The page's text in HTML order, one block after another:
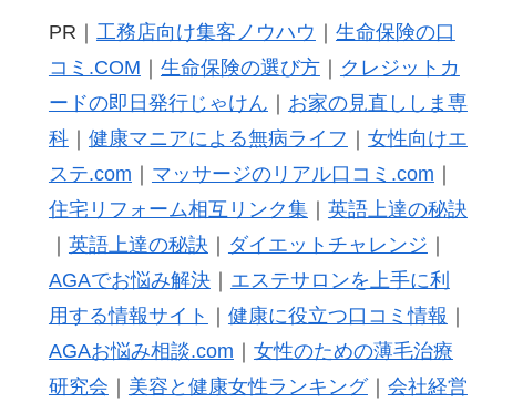
PR｜ 工務店向け集客ノウハウ
生命保険の口
コミ.COM
生命保険の選び方｜
クレジットカ
ードの即日発行じゃけん
お家の見直ししま専
科｜ 健康マニアによる無病ライフ
女性向けエ
ステ.com
マッサージのリアル口コミ.com
住宅リフォーム相互リンク集｜ 英語上達の秘訣
英語上達の秘訣 ダイエットチャレンジ
AGAでお悩み解決｜ エステサロンを上手に利
用する情報サイト
健康に役立つ口コミ情報
AGAお悩み相談.com
女性のための薄毛治療
研究会
美容と健康女性ランキング｜ 会社経営